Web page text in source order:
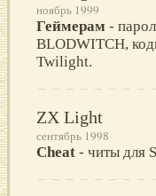
ноябрь 1999
Геймерам -
BLODWITСН,
Twilight.
ZX Light
сентябрь 1998
Cheat - читы для